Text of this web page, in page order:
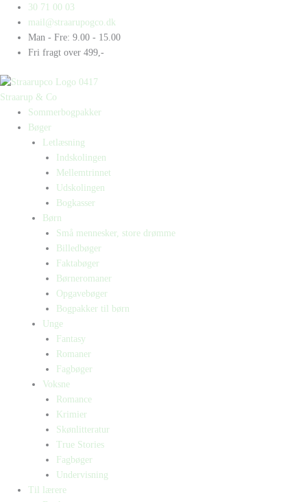
indholdet
30 71 00 03
mail@straarupogco.dk
Man - Fre: 9.00 - 15.00
Fri fragt over 499,-
Straarup & Co
Sommerbogpakker
Bøger
Letlæsning
Indskolingen
Mellemtrinnet
Udskolingen
Bogkasser
Børn
Små mennesker, store drømme
Billedbøger
Faktabøger
Børneromaner
Opgavebøger
Bogpakker til børn
Unge
Fantasy
Romaner
Fagbøger
Voksne
Romance
Krimier
Skønlitteratur
True Stories
Fagbøger
Undervisning
Til lærere
Products
search
Products
search
Mountainbike